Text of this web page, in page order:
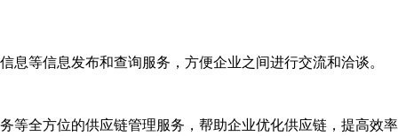
息等信息发布和查询服务，方便企业之间进行交流和洽谈。
等全方位的供应链管理服务，帮助企业优化供应链，提高效